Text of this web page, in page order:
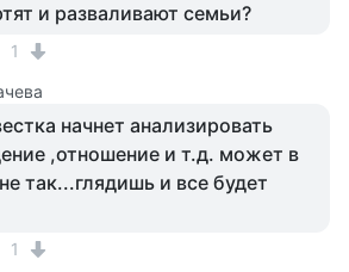
и разваливают семьи?
1
начнет анализировать
,отношение и т.д. может в
так...глядишь и все будет
1